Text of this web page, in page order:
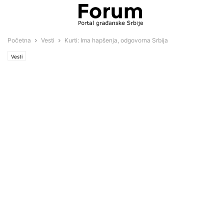
Početna Vesti Kurti: Ima hapšenja, odgovorna Srbija
Vesti